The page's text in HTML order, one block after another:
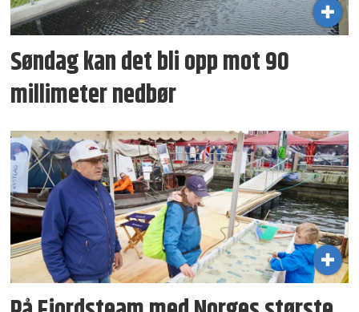
Søndag kan det bli opp mot 90
millimeter nedbør